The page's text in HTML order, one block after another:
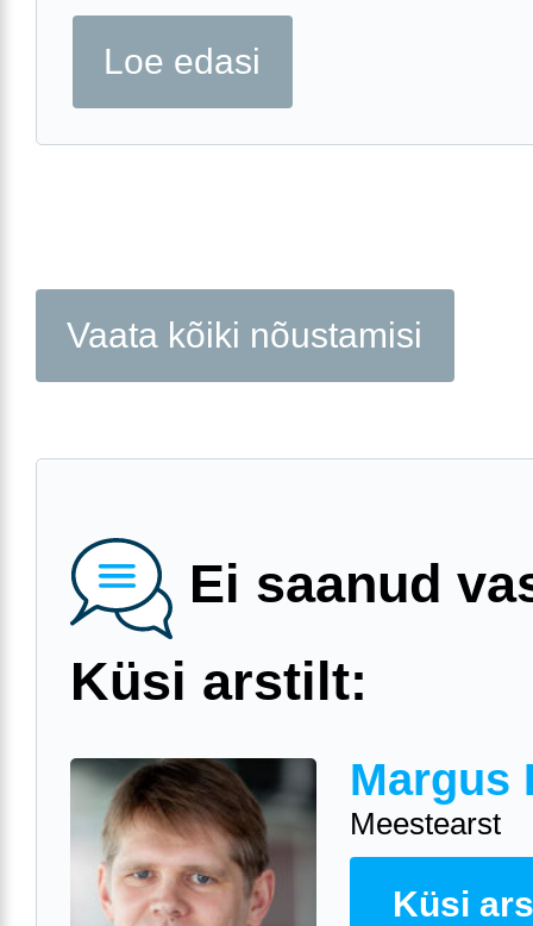
Loe edasi
Vaata kõiki nõustamisi
Ei saanud
Küsi arstilt:
Margus
Meestearst
Küsi